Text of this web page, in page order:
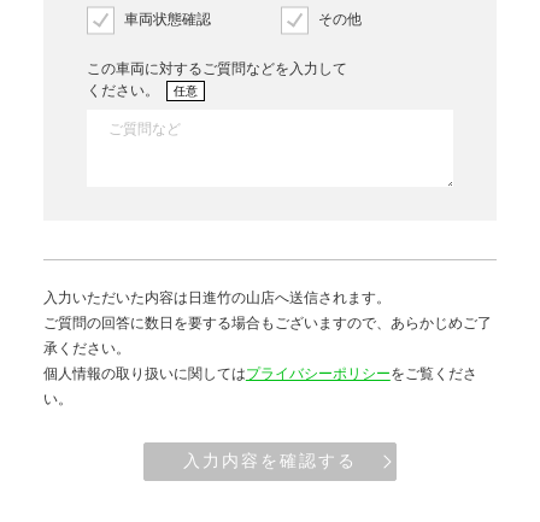
車両状態確認 その他
この車両に対するご質問などを入力して
ください。
任意
入力いただいた内容は日進竹の山店へ送信されます。
ご質問の回答に数日を要する場合もございますので、あらかじめご了
承ください。
個人情報の取り扱いに関してはプライバシーポリシーをご覧くださ
い。
入力内容を確認する